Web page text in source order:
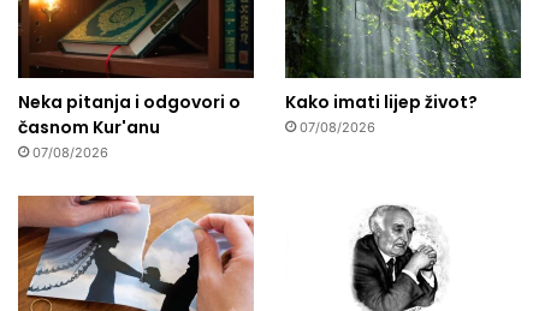
Neka pitanja i odgovori o
časnom Kur'anu
07/08/2026
Kako imati lijep život?
07/08/2026